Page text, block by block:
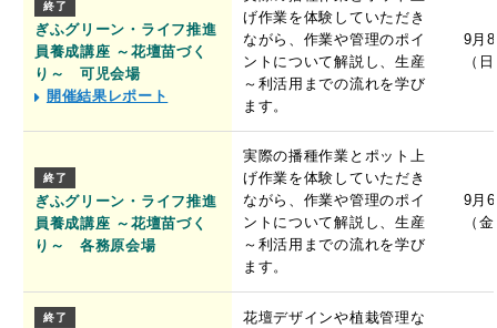
終了
ぎふグリーン・ライフ推進
員養成講座 ～花壇苗づく
り～ 可児会場
開催結果レポート
げ作業を体験していただき
ながら、作業や管理のポイ
ントについて解説し、生産
～利活用までの流れを学び
ます。
9月
（
終了
ぎふグリーン・ライフ推進
員養成講座 ～花壇苗づく
り～ 各務原会場
実際の播種作業とポット上
げ作業を体験していただき
ながら、作業や管理のポイ
ントについて解説し、生産
～利活用までの流れを学び
ます。
9月
（
終了
花壇デザインや植栽管理な